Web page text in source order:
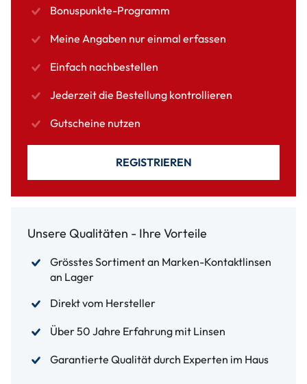
Bonuspunkte-Programm
Meine Angaben nur einmal erfassen
Einfach nachbestellen
Jederzeit die Bestellung kontrollieren
Gutscheine nutzen
REGISTRIEREN
Unsere Qualitäten - Ihre Vorteile
Grösstes Sortiment an Marken-Kontaktlinsen
an Lager
Direkt vom Hersteller
Über 50 Jahre Erfahrung mit Linsen
Garantierte Qualität durch Experten im Haus